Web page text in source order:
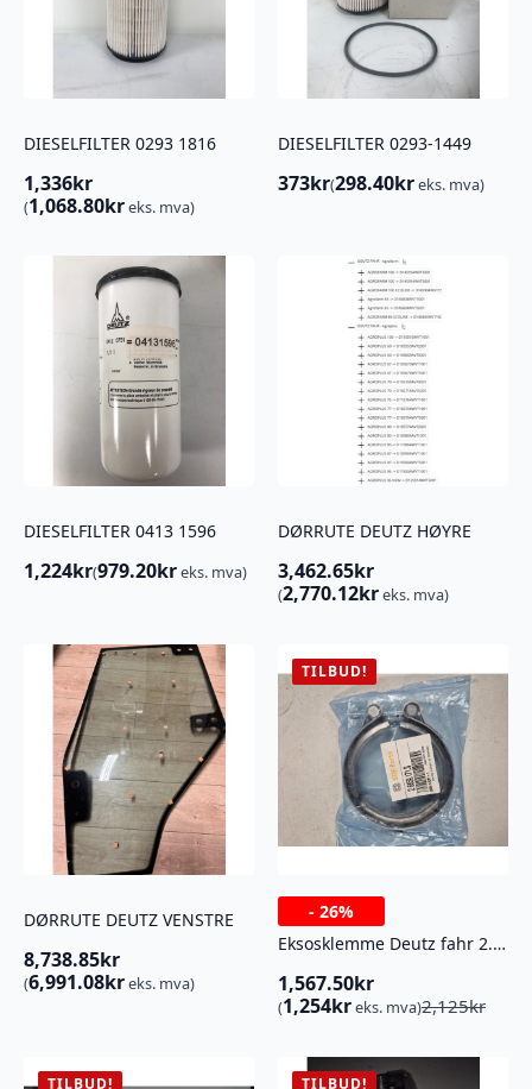
DIESELFILTER 0293 1816
1,336kr
(1,068.80kreks. mva)
DIESELFILTER 0293-1449
373kr(298.40kreks. mva)
DIESELFILTER 0413 1596
1,224kr(979.20kreks. mva)
DØRRUTE DEUTZ HØYRE
3,462.65kr
(2,770.12kreks. mva)
DØRRUTE DEUTZ VENSTRE
8,738.85kr
(6,991.08kreks. mva)
TILBUD!
- 26%
Eksosklemme Deutz fahr 2.6859.171.0
2,125kr
Opprinnelig
2,125kr.
1,567.50kr
Nåværende
1,567.50kr.
(1,254kreks. mva)
TILBUD! TILBUD!